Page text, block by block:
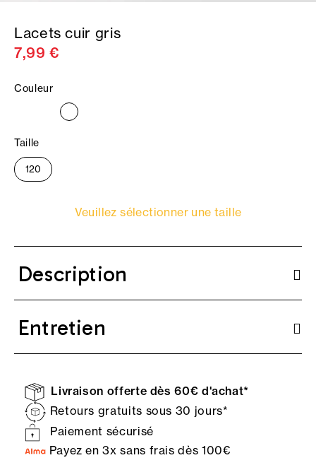
Lacets cuir gris
7,99 €
Couleur
Taille
120
Veuillez sélectionner une taille
Description
Entretien
Livraison offerte dès 60€ d'achat*
Retours gratuits sous 30 jours*
Paiement sécurisé
Payez en 3x sans frais dès 100€